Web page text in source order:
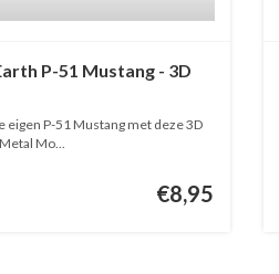
P-51 Mustang - 3D
eigen P-51 Mustang met deze 3D
Mo...
€8,95